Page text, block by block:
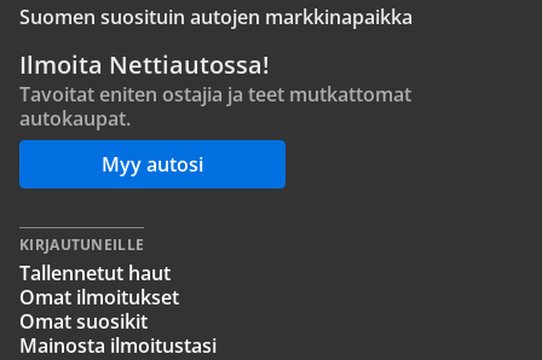
Suomen suosituin autojen markkinapaikka
Ilmoita Nettiautossa!
Tavoitat eniten ostajia ja teet mutkattomat
autokaupat.
Myy autosi
KIRJAUTUNEILLE
Tallennetut haut
Omat ilmoitukset
Omat suosikit
Mainosta ilmoitustasi